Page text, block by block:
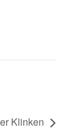
Klinken